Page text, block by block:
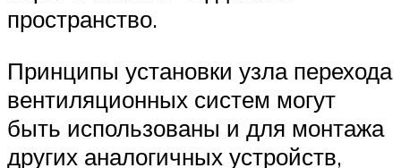
пространство.
Принципы установки узла перехода
вентиляционных систем могут
быть использованы и для монтажа
других аналогичных устройств,